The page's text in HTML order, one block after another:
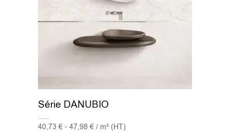
Série DANUBIO
40,73 € - 47,98 € / m² (HT)